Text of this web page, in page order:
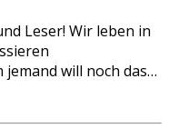
Leser! Wir leben in
will noch das…